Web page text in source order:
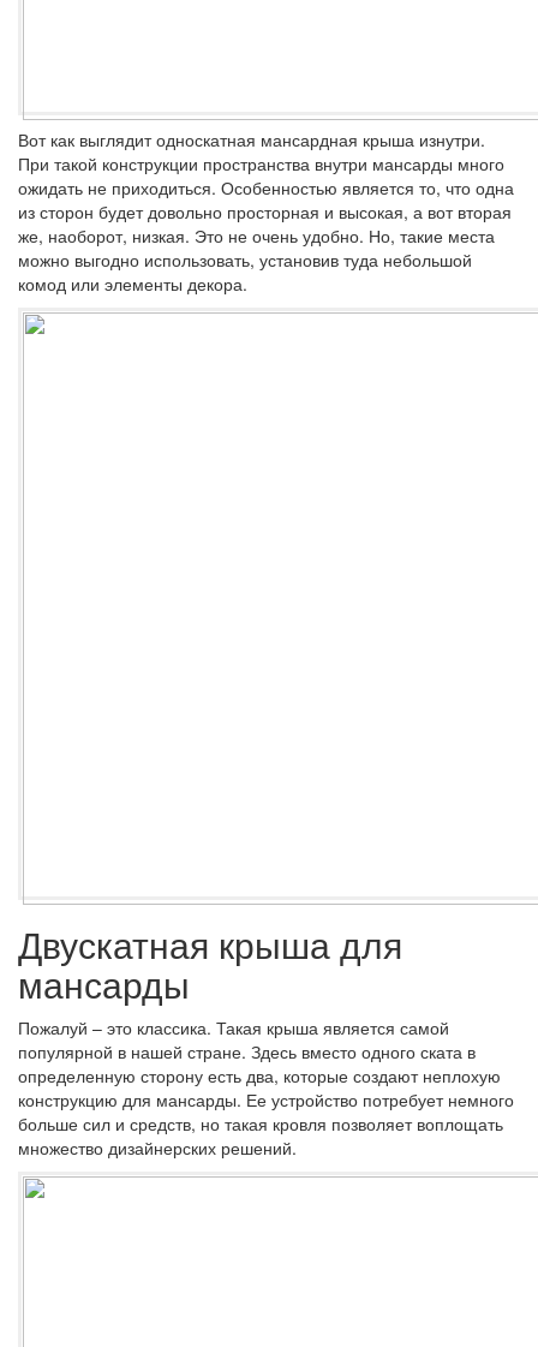
Вот как выглядит односкатная мансардная крыша изнутри.
При такой конструкции пространства внутри мансарды много
ожидать не приходиться. Особенностью является то, что одна
из сторон будет довольно просторная и высокая, а вот вторая
же, наоборот, низкая. Это не очень удобно. Но, такие места
можно выгодно использовать, установив туда небольшой
комод или элементы декора.
Двускатная крыша для
мансарды
Пожалуй – это классика. Такая крыша является самой
популярной в нашей стране. Здесь вместо одного ската в
определенную сторону есть два, которые создают неплохую
конструкцию для мансарды. Ее устройство потребует немного
больше сил и средств, но такая кровля позволяет воплощать
множество дизайнерских решений.